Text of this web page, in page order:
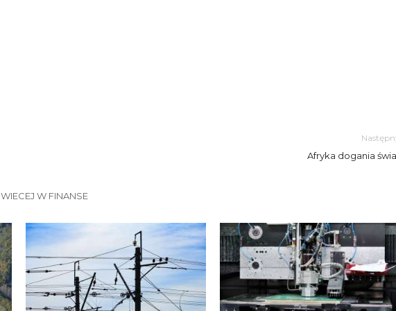
Afryka dogania
WIECEJ W FINANSE